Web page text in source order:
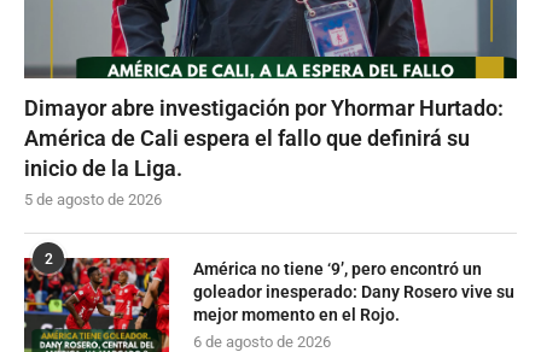
Dimayor abre investigación por Yhormar Hurtado:
América de Cali espera el fallo que definirá su
inicio de la Liga.
5 de agosto de 2026
2
América no tiene ‘9’, pero encontró un
goleador inesperado: Dany Rosero vive su
mejor momento en el Rojo.
6 de agosto de 2026